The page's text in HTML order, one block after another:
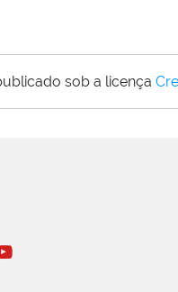
sob a licença